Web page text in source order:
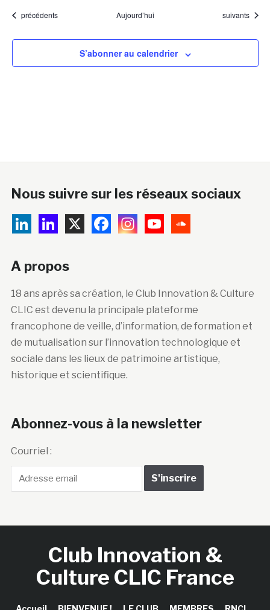
Évènements
précédents Aujourd’hui Évènements
suivants
S’abonner au calendrier
Nous suivre sur les réseaux sociaux
A propos
18 ans après sa création, le Club Innovation & Culture
CLIC est devenu la principale plateforme
francophone de veille, d’information, de formation et
de mutualisation sur l’innovation technologique et
sociale dans les lieux de patrimoine artistique,
historique et scientifique.
Abonnez-vous à la newsletter
Courriel :
Club Innovation &
Culture CLIC France